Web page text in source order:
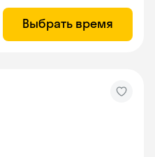
Выбрать время